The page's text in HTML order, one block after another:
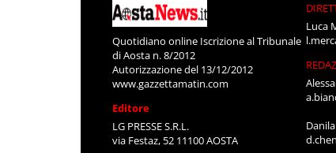
Quotidiano online Iscrizione al Tribunale
di Aosta n. 8/2012
Autorizzazione del 13/12/2012
www.gazzettamatin.com
Editore
LG PRESSE S.R.L.
via Festaz, 52 11100 AOSTA
Luca